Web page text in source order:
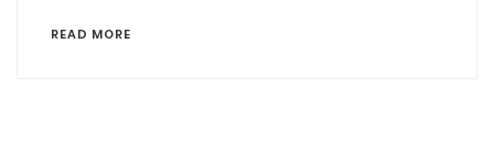
READ MORE